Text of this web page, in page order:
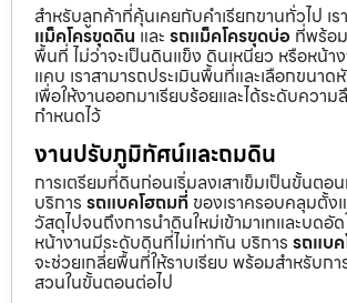
สำหรับลูกค้าที่คุ้นเคยกับคำเรียกขานทั่วไป เ
แม็คโครขุดดิน และ รถแม็คโครขุดบ่อ ที่พร้อ
พื้นที่ ไม่ว่าจะเป็นดินแข็ง ดินเหนียว หรือหน้า
แคบ เราสามารถประเมินพื้นที่และเลือกขนาด
เพื่อให้งานออกมาเรียบร้อยและได้ระดับควา
กำหนดไว้
งานปรับภูมิทัศน์และถมดิน
การเตรียมที่ดินก่อนเริ่มลงเสาเข็มเป็นขั้นต
บริการ รถแบคโฮถมที่ ของเราครอบคลุมตั้ง
วัสดุไปจนถึงการนำดินใหม่เข้ามาเทและบดอั
หน้างานมีระดับดินที่ไม่เท่ากัน บริการ รถแบ
จะช่วยเกลี่ยพื้นที่ให้ราบเรียบ พร้อมสำหรับก
สวนในขั้นตอนต่อไป